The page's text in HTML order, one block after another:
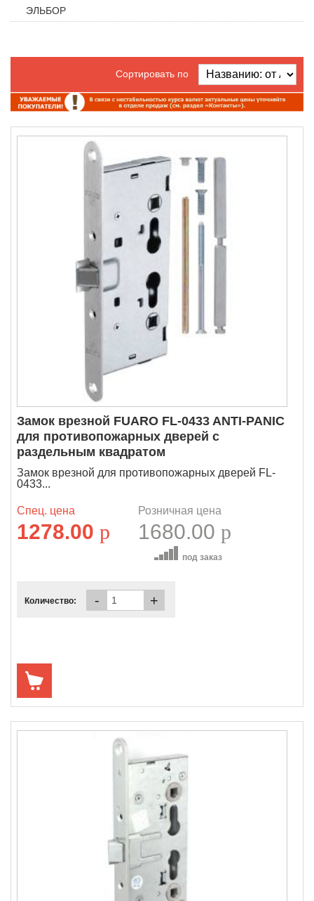
ЭЛЬБОР
Сортировать по
Замок врезной FUARO FL-0433 ANTI-PANIC
для противопожарных дверей с
раздельным квадратом
Замок врезной для противопожарных дверей FL-
0433...
Спец. цена
1278.00 p
Розничная цена
1680.00 p
под заказ
Количество: - +